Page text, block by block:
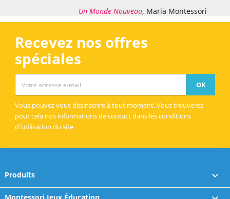
Un Monde Nouveau, Maria Montessori
Recevez nos offres
spéciales
Vous pouvez vous désinscrire à tout moment. Vous trouverez
pour cela nos informations de contact dans les conditions
d'utilisation du site.
Produits 